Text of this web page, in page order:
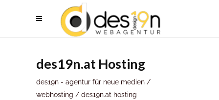
des19n.at Hosting
des19n - agentur für neue medien /
webhosting / des19n.at hosting